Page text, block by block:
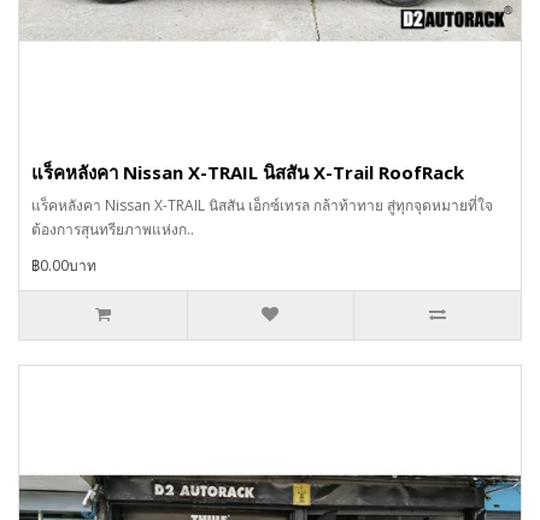
แร็คหลังคา Nissan X-TRAIL นิสสัน X-Trail RoofRack
แร็คหลังคา Nissan X-TRAIL นิสสัน เอ็กซ์เทรล กล้าท้าทาย สู่ทุกจุดหมายที่ใจ
ต้องการสุนทรียภาพแห่งก..
฿0.00บาท